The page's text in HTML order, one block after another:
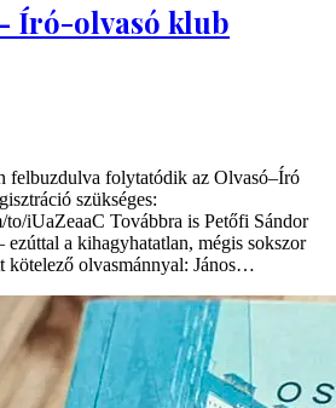
Író-olvasó klub
felbuzdulva folytatódik az Olvasó–Író
szükséges:
iUaZeaaC Továbbra is Petőfi Sándor
a kihagyhatatlan, mégis sokszor
kötelező olvasmánnyal: János…